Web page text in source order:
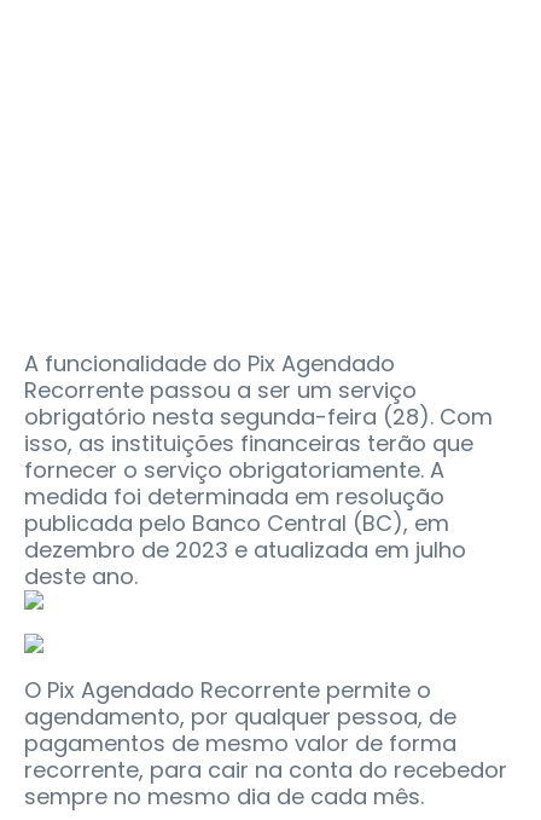
A funcionalidade do Pix Agendado
Recorrente passou a ser um serviço
obrigatório nesta segunda-feira (28). Com
isso, as instituições financeiras terão que
fornecer o serviço obrigatoriamente. A
medida foi determinada em resolução
publicada pelo Banco Central (BC), em
dezembro de 2023 e atualizada em julho
deste ano.
O Pix Agendado Recorrente permite o
agendamento, por qualquer pessoa, de
pagamentos de mesmo valor de forma
recorrente, para cair na conta do recebedor
sempre no mesmo dia de cada mês.